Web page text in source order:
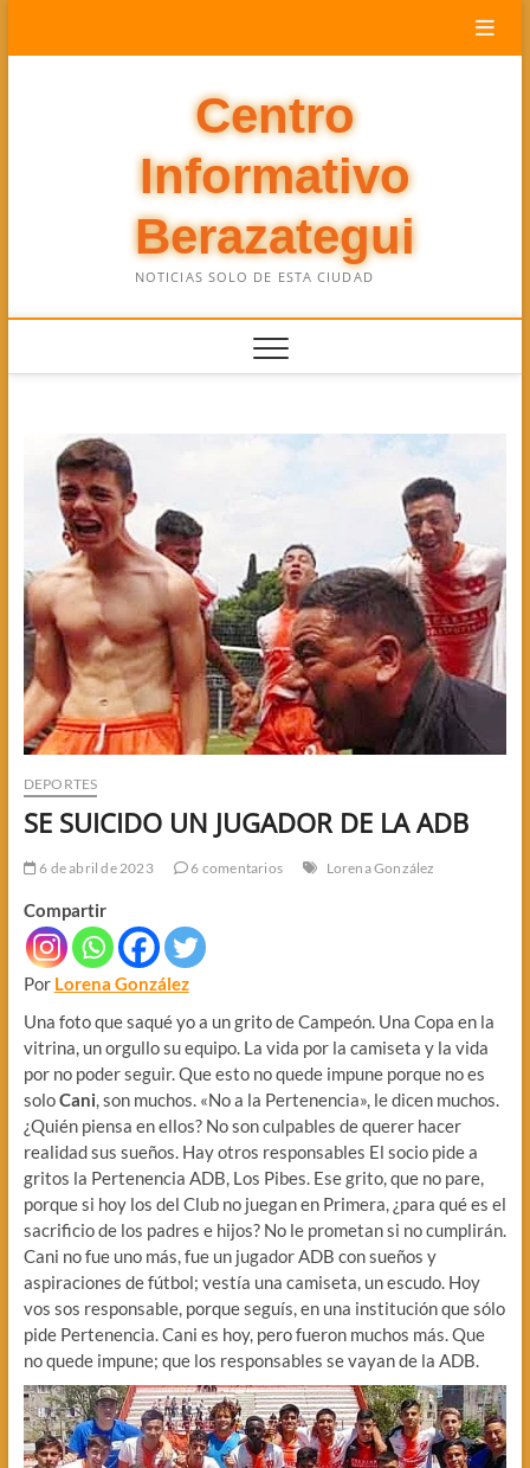
Centro
Informativo
Berazategui
NOTICIAS SOLO DE ESTA CIUDAD
DEPORTES
SE SUICIDO UN JUGADOR DE LA ADB
6 de abril de 2023 6 comentarios Lorena González
Compartir
Por Lorena González
Una foto que saqué yo a un grito de Campeón. Una Copa en la
vitrina, un orgullo su equipo. La vida por la camiseta y la vida
por no poder seguir. Que esto no quede impune porque no es
soloCani, son muchos. «No a la Pertenencia», le dicen muchos.
¿Quién piensa en ellos? No son culpables de querer hacer
realidad sus sueños. Hay otros responsables El socio pide a
gritos la Pertenencia ADB, Los Pibes. Ese grito, que no pare,
porque si hoy los del Club no juegan en Primera, ¿para qué es el
sacrificio de los padres e hijos? No le prometan si no cumplirán.
Cani no fue uno más, fue un jugador ADB con sueños y
aspiraciones de fútbol; vestía una camiseta, un escudo. Hoy
vos sos responsable, porque seguís, en una institución que sólo
pide Pertenencia. Cani es hoy, pero fueron muchos más. Que
no quede impune; que los responsables se vayan de la ADB.